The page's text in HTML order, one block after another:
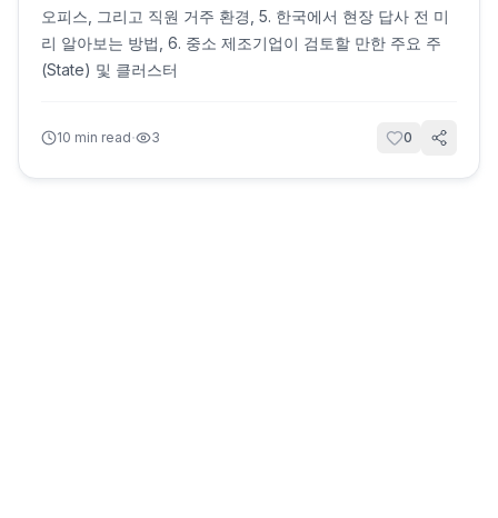
오피스, 그리고 직원 거주 환경, 5. 한국에서 현장 답사 전 미
리 알아보는 방법, 6. 중소 제조기업이 검토할 만한 주요 주
(State) 및 클러스터
10 min read· 3 0